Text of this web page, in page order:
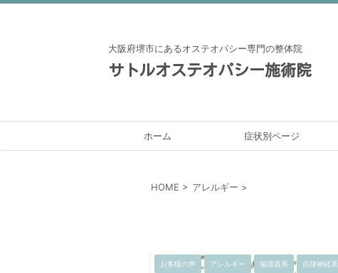
大阪府堺市にあるオステオパシー専門の整体院
サトルオステオパシー施術院
ホーム 症状別ページ
HOME > アレルギー >
お客様の声 アレルギー 循環器系 自律神経系